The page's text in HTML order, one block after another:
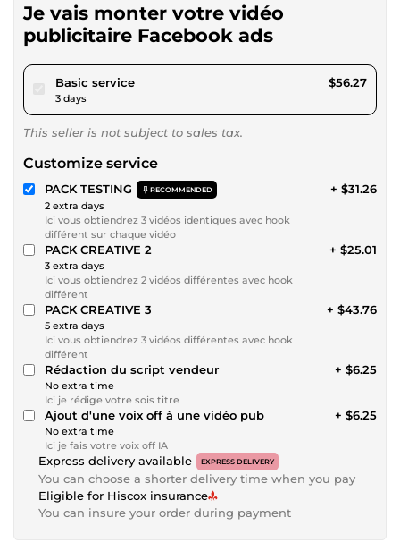
Je vais monter votre vidéo
publicitaire Facebook ads
Basic servicepour $51.85
3 days
$56.27
This seller is not subject to sales tax.
Customize service
PACK TESTING RECOMMENDED
2 extra days
Ici vous obtiendrez 3 vidéos identiques avec hook
différent sur chaque vidéo
+ $31.26
PACK CREATIVE 2
3 extra days
Ici vous obtiendrez 2 vidéos différentes avec hook
différent
+ $25.01
PACK CREATIVE 3
5 extra days
Ici vous obtiendrez 3 vidéos différentes avec hook
différent
+ $43.76
Rédaction du script vendeur
No extra time
Ici je rédige votre sois titre
+ $6.25
Ajout d'une voix off à une vidéo pub
No extra time
Ici je fais votre voix off IA
+ $6.25
Express delivery available EXPRESS DELIVERY
You can choose a shorter delivery time when you pay
Eligible for Hiscox insurance
You can insure your order during payment